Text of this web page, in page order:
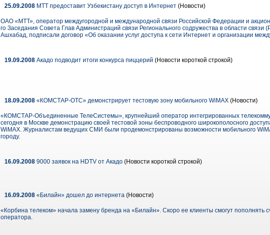
25.09.2008 MTT предоставит Узбекистану доступ в Интернет (Новости)
ОАО «МТТ», оператор междугородной и международной связи Российской Федерации и
го Заседания Совета Глав Администраций связи Регионального содружества в области связи
Ашхабад, подписали договор «Об оказании услуг доступа к сети Интернет и организации
19.09.2008 Акадо подводит итоги конкурса пиццерий (Новости короткой строкой)
18.09.2008 «КОМСТАР-ОТС» демонстрирует тестовую зону мобильного WiMAX (Новости)
«КОМСТАР-Объединенные ТелеСистемы», крупнейший оператор интегрированных
сегодня в Москве демонстрацию своей тестовой зоны беспроводного широкополосного
WiMAX. Журналистам ведущих СМИ были продемонстрированы возможности мобильного
городу.
16.09.2008 9000 заявок на HDTV от Акадо (Новости короткой строкой)
16.09.2008 «Билайн» дошел до интернета (Новости)
«Корбина телеком» начала замену бренда на «Билайн». Скоро ее клиенты смогут пополнять
оператора.